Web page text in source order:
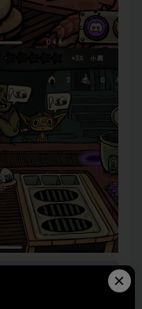
（微
客服咨询！！！
×